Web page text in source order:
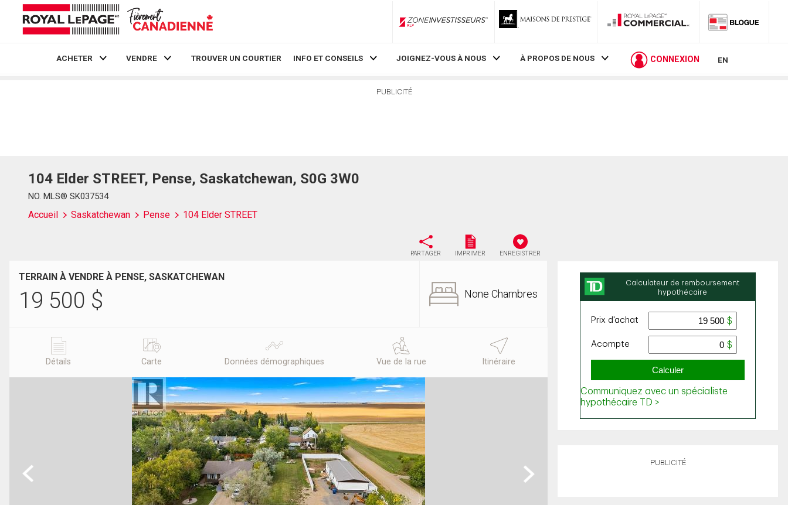
ZoneInvestisseurs RLP
ACHETER VENDRE TROUVER UN COURTIER INFO ET CONSEILS JOIGNEZ-VOUS À NOUS À PROPOS DE NOUS CONNEXION EN
PUBLICITÉ
104 Elder STREET, Pense, Saskatchewan, S0G 3W0
NO. MLS® SK037534
Accueil Saskatchewan Pense 104 Elder STREET
PARTAGER IMPRIMER ENREGISTRER
TERRAIN À VENDRE À PENSE, SASKATCHEWAN
19 500 $ None Chambres
Détails Carte Données démographiques Vue de la rue Itinéraire
Previous Next
PUBLICITÉ